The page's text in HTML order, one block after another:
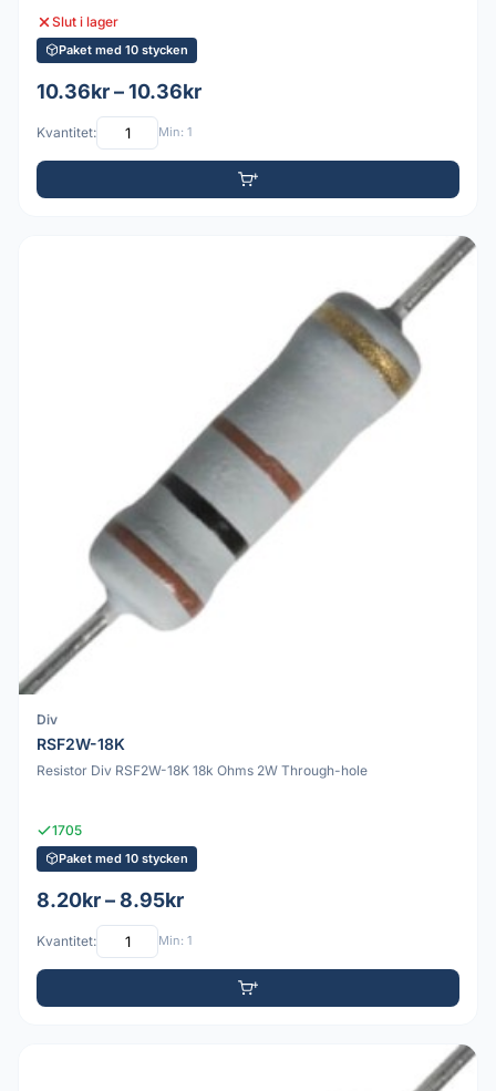
Slut i lager
Paket med 10 stycken
10.36kr – 10.36kr
Kvantitet: Min: 1
Div
RSF2W-18K
Resistor Div RSF2W-18K 18k Ohms 2W Through-hole
1705
Paket med 10 stycken
8.20kr – 8.95kr
Kvantitet: Min: 1